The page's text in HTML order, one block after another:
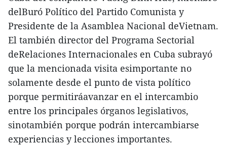
delBuró Político del Partido Comunista y
Presidente de la Asamblea Nacional deVietnam.
El también director del Programa Sectorial
deRelaciones Internacionales en Cuba subrayó
que la mencionada visita esimportante no
solamente desde el punto de vista político
porque permitiráavanzar en el intercambio
entre los principales órganos legislativos,
sinotambién porque podrán intercambiarse
experiencias y lecciones importantes.